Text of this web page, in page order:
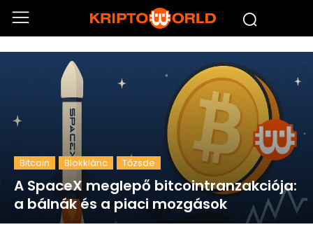
Bitcoin Blokklánc Tőzsde
A SpaceX meglepő bitcointranzakciója:
a bálnák és a piaci mozgások